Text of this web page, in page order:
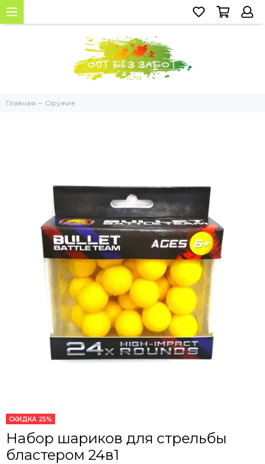
Главная Оружие
СКИДКА 25%
Набор шариков для стрельбы
бластером 24в1